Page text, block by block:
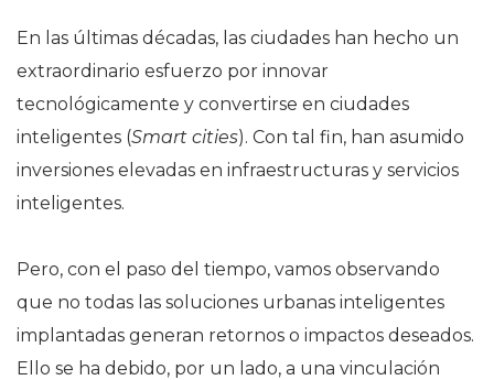
En las últimas décadas, las ciudades han hecho un
extraordinario esfuerzo por innovar
tecnológicamente y convertirse en ciudades
inteligentes (Smart cities). Con tal fin, han asumido
inversiones elevadas en infraestructuras y servicios
inteligentes.
Pero, con el paso del tiempo, vamos observando
que no todas las soluciones urbanas inteligentes
implantadas generan retornos o impactos deseados.
Ello se ha debido, por un lado, a una vinculación